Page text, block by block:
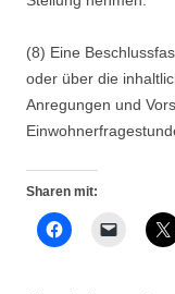
(8) Eine
oder über die
Anregungen und
Sharen mit: